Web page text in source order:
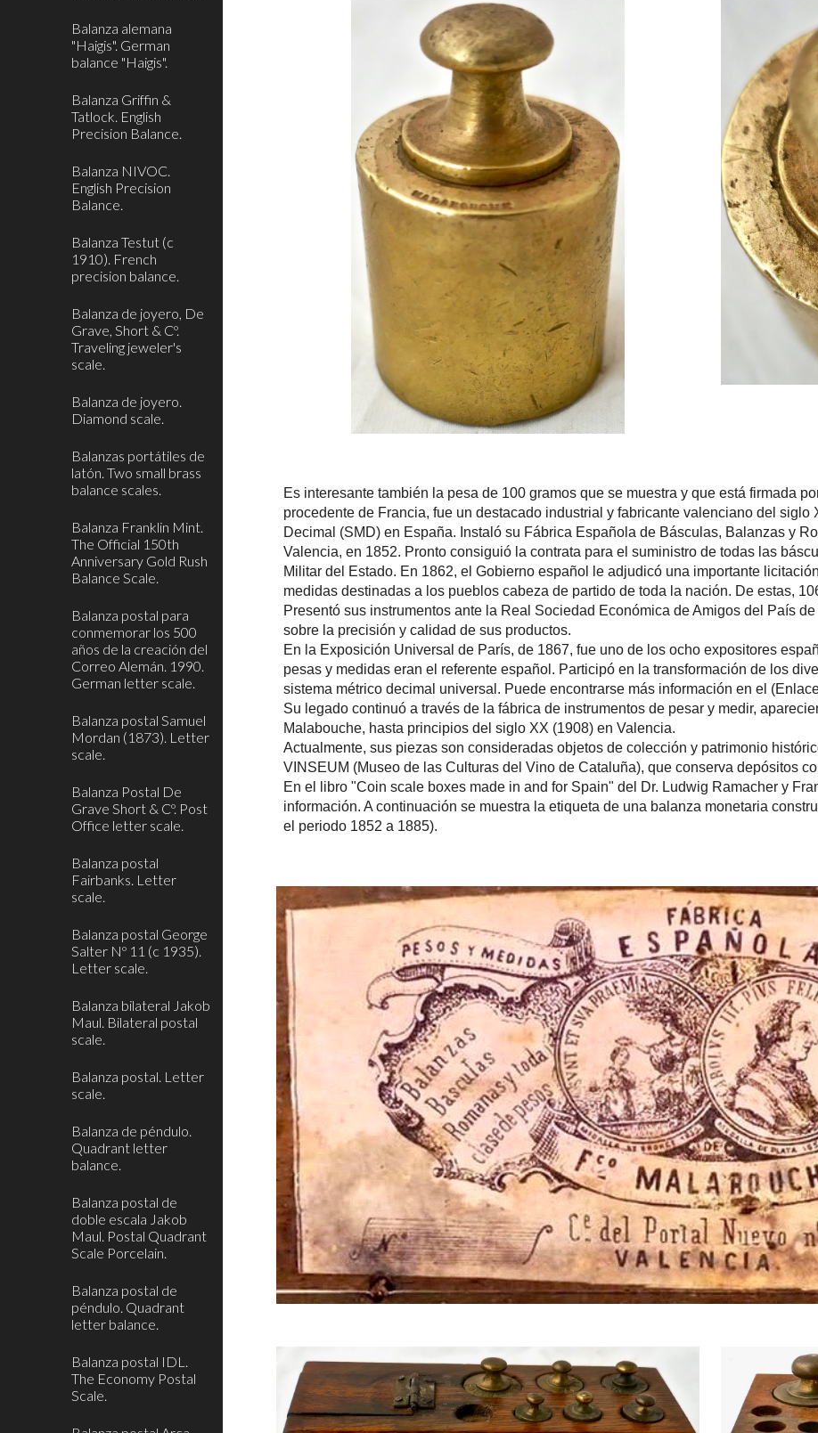
Balanza alemana
"Haigis". German
balance "Haigis".
Balanza Griffin &
Tatlock. English
Precision Balance.
Balanza NIVOC.
English Precision
Balance.
Balanza Testut (c
1910). French
precision balance.
Balanza de joyero, De
Grave, Short & Cº.
Traveling jeweler's
scale.
Balanza de joyero.
Diamond scale.
Balanzas portátiles de
latón. Two small brass
balance scales.
Balanza Franklin Mint.
The Official 150th
Anniversary Gold Rush
Balance Scale.
Balanza postal para
conmemorar los 500
años de la creación del
Correo Alemán. 1990.
German letter scale.
Balanza postal Samuel
Mordan (1873). Letter
scale.
Balanza Postal De
Grave Short & Cº. Post
Office letter scale.
Balanza postal
Fairbanks. Letter
scale.
Balanza postal George
Salter Nº 11 (c 1935).
Letter scale.
Balanza bilateral Jakob
Maul. Bilateral postal
scale.
Balanza postal. Letter
scale.
Balanza de péndulo.
Quadrant letter
balance.
Balanza postal de
doble escala Jakob
Maul. Postal Quadrant
Scale Porcelain.
Balanza postal de
péndulo. Quadrant
letter balance.
Balanza postal IDL.
The Economy Postal
Scale.
Es interesante también la pesa de 100 gramos que se muestra y que está firmada
procedente de Francia, fue un destacado industrial y fabricante valenciano del
Decimal (SMD) en España. Instaló su Fábrica Española de Básculas, Balanzas y
Valencia, en 1852. Pronto consiguió la contrata para el suministro de todas las
Militar del Estado. En 1862, el Gobierno español le adjudicó una importante
medidas destinadas a los pueblos cabeza de partido de toda la nación. De estas,
Presentó sus instrumentos ante la Real Sociedad Económica de Amigos del País
sobre la precisión y calidad de sus productos.
En la Exposición Universal de París, de 1867, fue uno de los ocho expositores
pesas y medidas eran el referente español. Participó en la transformación de los
sistema métrico decimal universal. Puede encontrarse más información en el
Su legado continuó a través de la fábrica de instrumentos de pesar y medir,
Malabouche, hasta principios del siglo XX (1908) en Valencia.
Actualmente, sus piezas son consideradas objetos de colección y patrimonio
VINSEUM (Museo de las Culturas del Vino de Cataluña), que conserva depósitos
En el libro "Coin scale boxes made in and for Spain" del Dr. Ludwig Ramacher y
información. A continuación se muestra la etiqueta de una balanza monetaria
el periodo 1852 a 1885).